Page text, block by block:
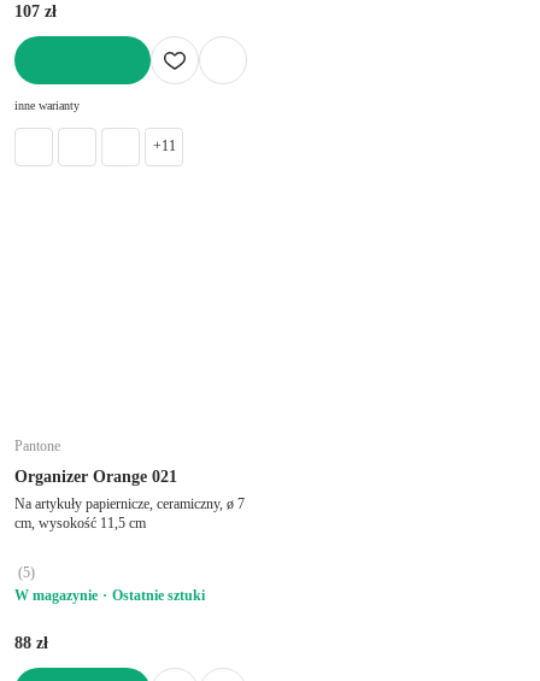
107 zł
inne warianty
+11
Pantone
Organizer Orange 021
Na artykuły papiernicze, ceramiczny, ø 7
cm, wysokość 11,5 cm
(5)
W magazynie
Ostatnie sztuki
88 zł